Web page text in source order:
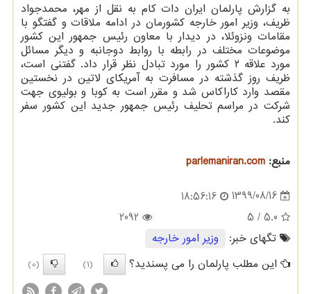
به گزارش پارلمان ایران دات کام به نقل از مهر، محمدجواد
ظریف، وزیر امور خارجه کشورمان در ادامه ملاقات و گفتگو با
مقامات ونزوئلا، در دیدار با معاون رئیس جمهور این کشور
موضوعات مختلف در رابطه با روابط دوجانبه و دیگر مسائل
مورد علاقه ۲ کشور را مورد تبادل نظر قرار داد. گفتنی است،
ظریف روز گذشته در مسافرت به آمریکای لاتین در نخستین
مقصد وارد کاراکاس شد و مقرر است به کوبا و بولیوی جهت
شرکت در مراسم تحلیف رئیس جمهور جدید این کشور سفر
کند.
منبع: parlemaniran.com
1399/08/16
18:56:16
5.0
/ 5
2092
تگهای خبر:
وزیر امور خارجه
این مطلب پارلمان را می پسندید؟
(1)
(0)